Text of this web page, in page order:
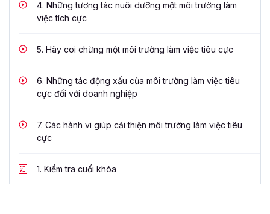
4. Những tương tác nuôi dưỡng một môi trường làm
việc tích cực
5. Hãy coi chừng một môi trường làm việc tiêu cực
6. Những tác động xấu của môi trường làm việc tiêu
cực đối với doanh nghiệp
7. Các hành vi giúp cải thiện môi trường làm việc tiêu
cực
1. Kiểm tra cuối khóa